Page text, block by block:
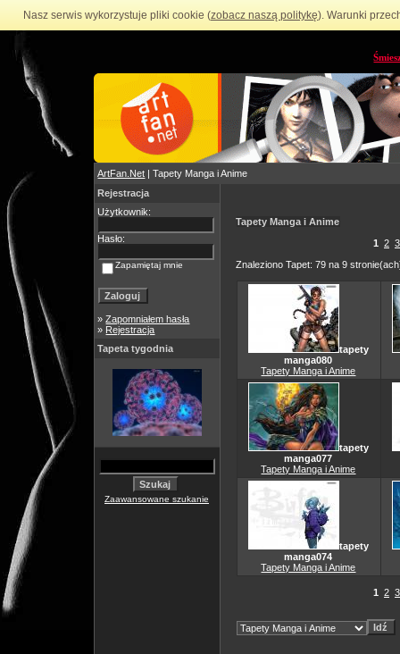
Nasz serwis wykorzystuje pliki cookie (zobacz naszą politykę). Warunki
ArtFan.Net | Tapety Manga i Anime
Rejestracja
Użytkownik:
Hasło:
Zapamiętaj mnie
»Zapomniałem hasła
» Rejestracja
Tapeta tygodnia
Zaawansowane szukanie
Tapety Manga i Anime
1 2 3
Znaleziono Tapet: 79 na 9
tapety
manga080
Tapety Manga i Anime
tapety
manga077
Tapety Manga i Anime
tapety
manga074
Tapety Manga i Anime
1 2 3